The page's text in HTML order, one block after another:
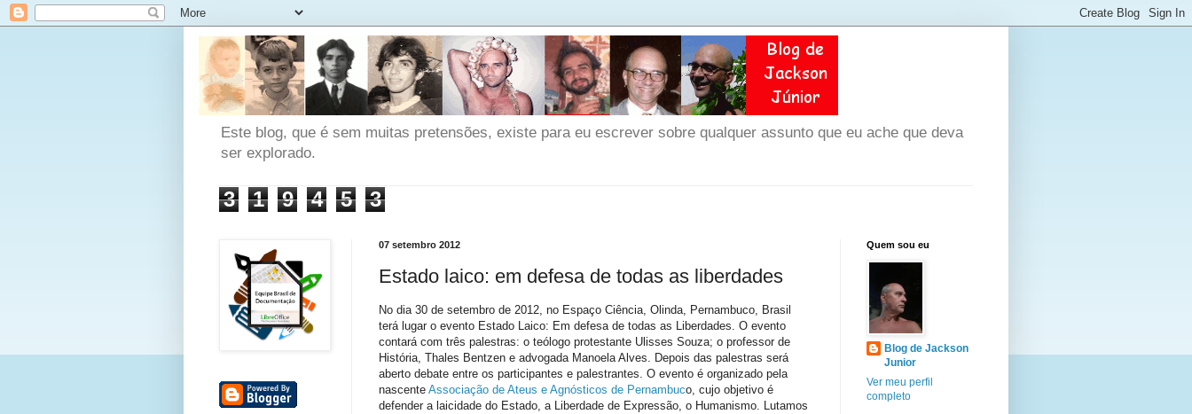
Este blog, que é sem muitas pretensões, existe para eu escrever sobre qualquer assunto que eu ache que deva
ser explorado.
3 1 9 4 5 3
07 setembro 2012
Estado laico: em defesa de todas as liberdades
No dia 30 de setembro de 2012, no Espaço Ciência, Olinda, Pernambuco, Brasil
terá lugar o evento Estado Laico: Em defesa de todas as Liberdades. O evento
contará com três palestras: o teólogo protestante Ulisses Souza; o professor de
História, Thales Bentzen e advogada Manoela Alves. Depois das palestras será
aberto debate entre os participantes e palestrantes. O evento é organizado pela
nascente Associação de Ateus e Agnósticos de Pernambuco, cujo objetivo é
defender a laicidade do Estado, a Liberdade de Expressão, o Humanismo. Lutamos
Quem sou eu
Blog de Jackson
Junior
Ver meu perfil
completo